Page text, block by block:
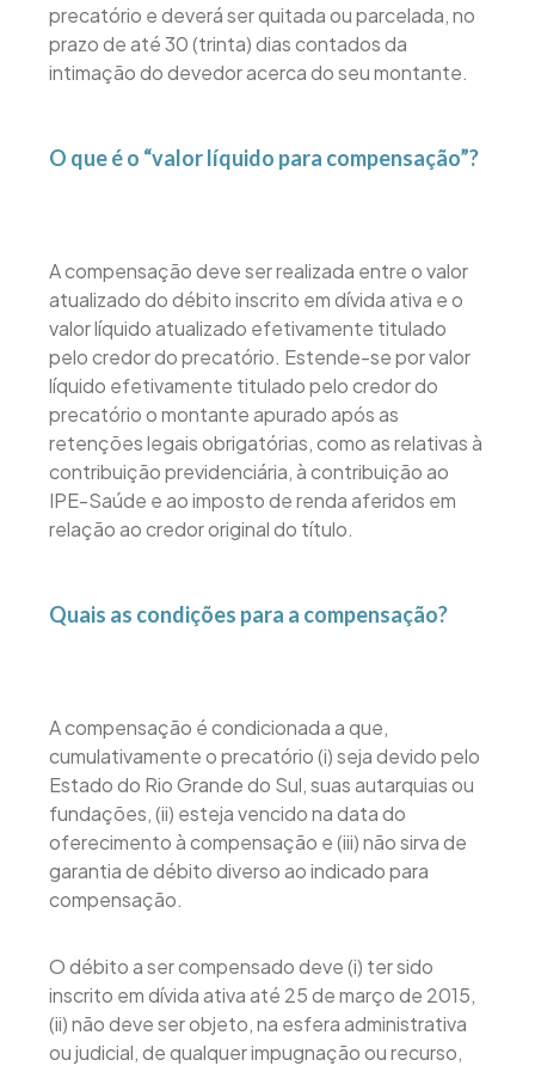
precatório e deverá ser quitada ou parcelada, no
prazo de até 30 (trinta) dias contados da
intimação do devedor acerca do seu montante.
O que é o “valor líquido para compensação”?
A compensação deve ser realizada entre o valor
atualizado do débito inscrito em dívida ativa e o
valor líquido atualizado efetivamente titulado
pelo credor do precatório. Estende-se por valor
líquido efetivamente titulado pelo credor do
precatório o montante apurado após as
retenções legais obrigatórias, como as relativas à
contribuição previdenciária, à contribuição ao
IPE-Saúde e ao imposto de renda aferidos em
relação ao credor original do título.
Quais as condições para a compensação?
A compensação é condicionada a que,
cumulativamente o precatório (i) seja devido pelo
Estado do Rio Grande do Sul, suas autarquias ou
fundações, (ii) esteja vencido na data do
oferecimento à compensação e (iii) não sirva de
garantia de débito diverso ao indicado para
compensação.
O débito a ser compensado deve (i) ter sido
inscrito em dívida ativa até 25 de março de 2015,
(ii) não deve ser objeto, na esfera administrativa
ou judicial, de qualquer impugnação ou recurso,